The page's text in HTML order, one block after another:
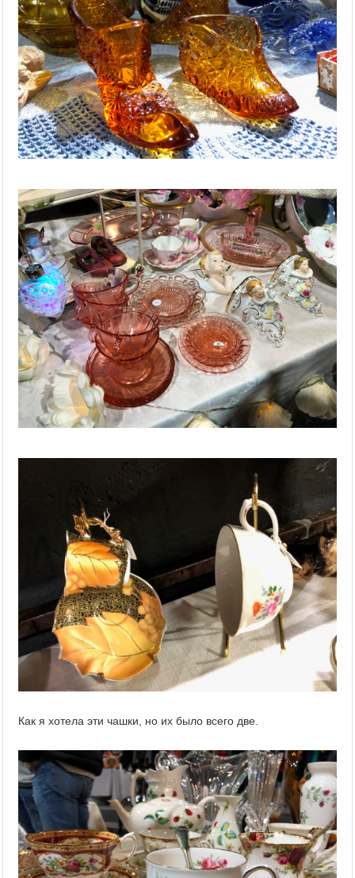
Как я хотела эти чашки, но их было всего две.